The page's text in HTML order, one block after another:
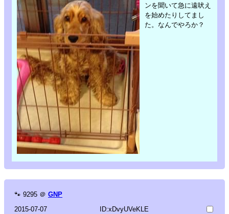
ンを聞いて急に遠吠え
を始めたりしてまし
た。なんでやろか？
🐾 9295 ＠ GNP
2015-07-07
ID:xDvyUVeKLE